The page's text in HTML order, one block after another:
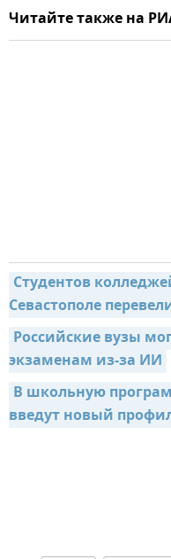
Читайте также на
Студентов
Севастополе
Российские вузы
экзаменам из-за ИИ
В школьную
введут новый